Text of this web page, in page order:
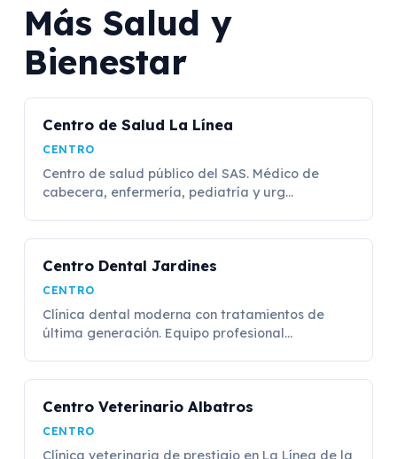
Más Salud y
Bienestar
Centro de Salud La Línea
CENTRO
Centro de salud público del SAS. Médico de
cabecera, enfermería, pediatría y urg...
Centro Dental Jardines
CENTRO
Clínica dental moderna con tratamientos de
última generación. Equipo profesional...
Centro Veterinario Albatros
CENTRO
Clínica veterinaria de prestigio en La Línea de la